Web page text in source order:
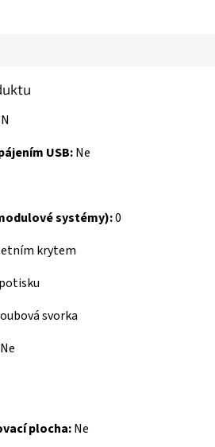
USB:Ne
systémy):0
krytem
svorka
Ne
plocha:Ne